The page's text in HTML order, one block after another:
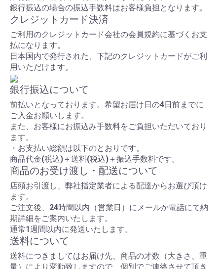
銀行振込の場合の振込手数料はお客様負担となります。
クレジットカード決済
ご利用のクレジットカード会社の会員規約に基づくお支
払になります。
日本国内で発行された、下記のクレジットカードがご利
用いただけます。
銀行振込について
前払いとなっております。希望お届け日の4日前までに
ご入金お願いします。
また、お客様にお振込み手数料をご負担いただいており
ます。
・お支払い総額は以下のとおりです。
商品代金(税込)＋送料(税込)＋振込手数料です。
商品のお受け渡し・配送について
店頭お引渡し、弊社指定業者による配達からお選び頂け
ます。
ご注文後、24時間以内（営業日）にメールか電話にて納
期詳細をご案内いたします。
通常1週間以内に発送いたします。
送料について
送料につきましてはお届け先、商品の才数（大きさ、重
量）により変動致しますので、個別でご連絡させて頂き